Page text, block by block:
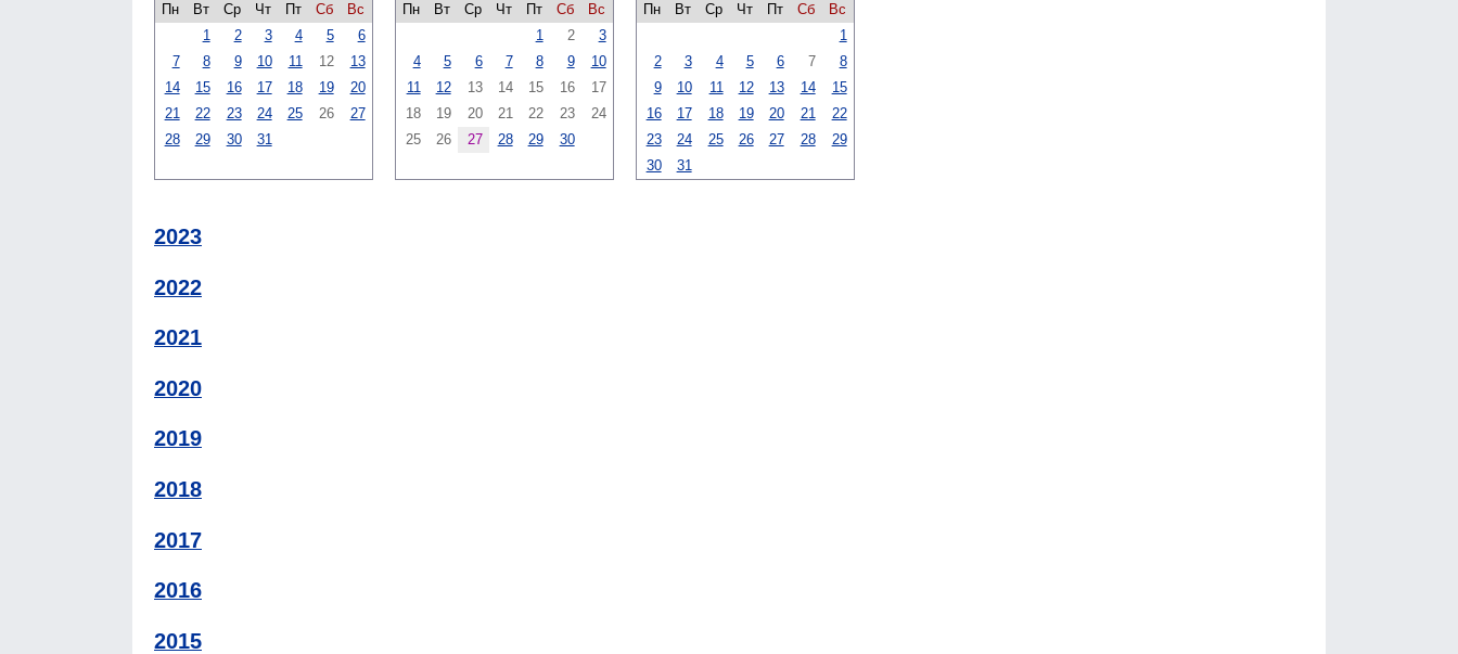
Пн
Вт Ср Чт Пт Сб
Вс
1
2 3 4 5
6
7
8 9 10 11 12
13
14
15 16 17 18 19
20
21
22 23 24 25 26
27
28
29 30 31
Пн
Вт Ср Чт Пт Сб
Вс
1
2
3
4
5 6 7 8 9
10
11
12 13 14 15 16
17
18
19 20 21 22 23
24
25
26 27 28 29 30
Пн
Вт Ср Чт Пт Сб
Вс
1
2
3 4 5 6 7
8
9
10 11 12 13 14
15
16
17 18 19 20 21
22
23
24 25 26 27 28
29
30
31
2023
2022
2021
2020
2019
2018
2017
2016
2015